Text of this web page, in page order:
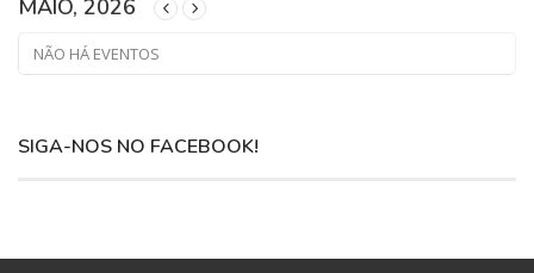
MAIO, 2026
NÃO HÁ EVENTOS
SIGA-NOS NO FACEBOOK!